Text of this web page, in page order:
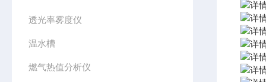
透光率雾度仪
温水槽
燃气热值分析仪